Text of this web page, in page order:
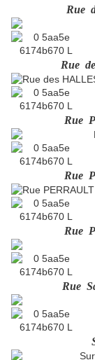
Rue
Rue
Rue
Rue
Rue
Rue